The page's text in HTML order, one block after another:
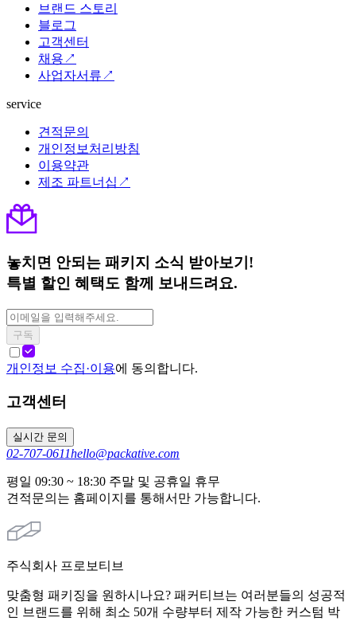
브랜드 스토리
블로그
고객센터
채용↗
사업자서류↗
service
견적문의
개인정보처리방침
이용약관
제조 파트너십↗
놓치면 안되는 패키지 소식 받아보기!
특별 할인 혜택도 함께 보내드려요.
구독
개인정보 수집·이용에 동의합니다.
고객센터
실시간 문의
02-707-0611hello@packative.com
평일 09:30 ~ 18:30 주말 및 공휴일 휴무
견적문의는 홈페이지를 통해서만 가능합니다.
주식회사 프로보티브
맞춤형 패키징을 원하시나요? 패커티브는 여러분들의 성공적
인 브랜드를 위해 최소 50개 수량부터 제작 가능한 커스텀 박